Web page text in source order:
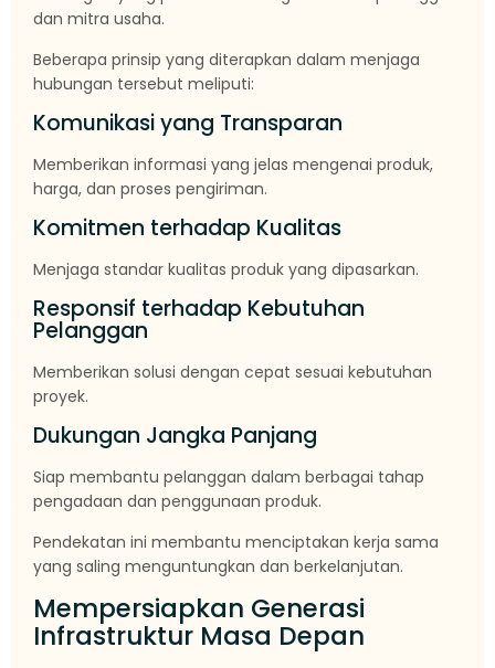
dan mitra usaha.
Beberapa prinsip yang diterapkan dalam menjaga
hubungan tersebut meliputi:
Komunikasi yang Transparan
Memberikan informasi yang jelas mengenai produk,
harga, dan proses pengiriman.
Komitmen terhadap Kualitas
Menjaga standar kualitas produk yang dipasarkan.
Responsif terhadap Kebutuhan
Pelanggan
Memberikan solusi dengan cepat sesuai kebutuhan
proyek.
Dukungan Jangka Panjang
Siap membantu pelanggan dalam berbagai tahap
pengadaan dan penggunaan produk.
Pendekatan ini membantu menciptakan kerja sama
yang saling menguntungkan dan berkelanjutan.
Mempersiapkan Generasi
Infrastruktur Masa Depan